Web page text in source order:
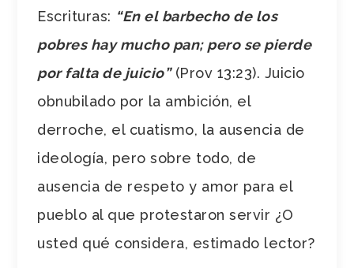
Escrituras: “En el barbecho de los
pobres hay mucho pan; pero se pierde
por falta de juicio”(Prov 13:23). Juicio
obnubilado por la ambición, el
derroche, el cuatismo, la ausencia de
ideología, pero sobre todo, de
ausencia de respeto y amor para el
pueblo al que protestaron servir ¿O
usted qué considera, estimado lector?